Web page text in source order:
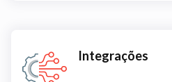
Integrações